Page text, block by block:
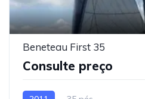
Beneteau First 35
Consulte preço